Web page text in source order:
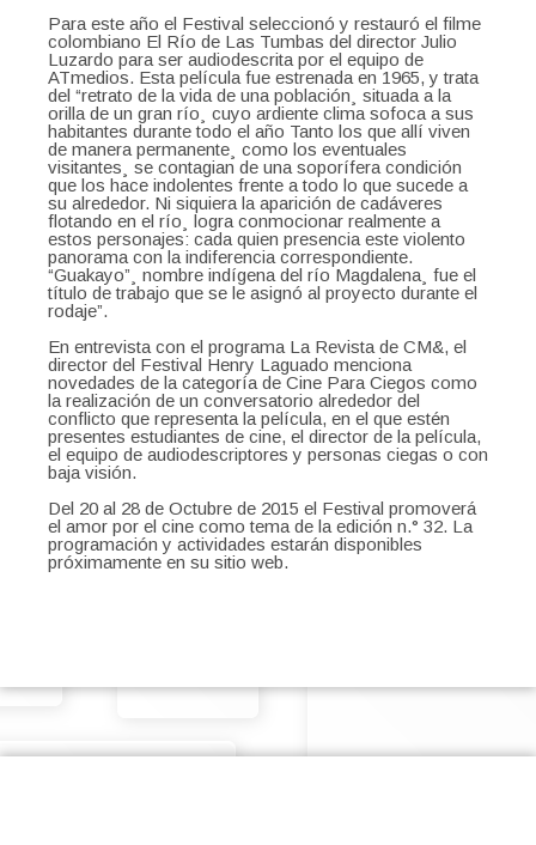
Para este año el Festival seleccionó y restauró el filme
colombiano El Río de Las Tumbas del director Julio
Luzardo para ser audiodescrita por el equipo de
ATmedios. Esta película fue estrenada en 1965, y trata
del “retrato de la vida de una población¸ situada a la
orilla de un gran río¸ cuyo ardiente clima sofoca a sus
habitantes durante todo el año Tanto los que allí viven
de manera permanente¸ como los eventuales
visitantes¸ se contagian de una soporífera condición
que los hace indolentes frente a todo lo que sucede a
su alrededor. Ni siquiera la aparición de cadáveres
flotando en el río¸ logra conmocionar realmente a
estos personajes: cada quien presencia este violento
panorama con la indiferencia correspondiente.
“Guakayo”¸ nombre indígena del río Magdalena¸ fue el
título de trabajo que se le asignó al proyecto durante el
rodaje”.
En entrevista con el programa La Revista de CM&, el
director del Festival Henry Laguado menciona
novedades de la categoría de Cine Para Ciegos como
la realización de un conversatorio alrededor del
conflicto que representa la película, en el que estén
presentes estudiantes de cine, el director de la película,
el equipo de audiodescriptores y personas ciegas o con
baja visión.
Del 20 al 28 de Octubre de 2015 el Festival promoverá
el amor por el cine como tema de la edición n.° 32. La
programación y actividades estarán disponibles
próximamente en su sitio web.